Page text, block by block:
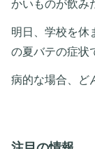
かいものが飲み
明日、学校を休
の夏バテの症状
病的な場合、ど